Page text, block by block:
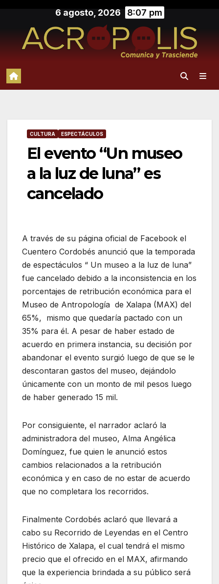
contenido
6 agosto, 2026 8:07 pm
CULTURA ESPECTÁCULOS
El evento “Un museo
a la luz de luna” es
cancelado
A través de su página oficial de Facebook el
Cuentero Cordobés anunció que la temporada
de espectáculos “ Un museo a la luz de luna”
fue cancelado debido a la inconsistencia en los
porcentajes de retribución económica para el
Museo de Antropología de Xalapa (MAX) del
65%, mismo que quedaría pactado con un
35% para él. A pesar de haber estado de
acuerdo en primera instancia, su decisión por
abandonar el evento surgió luego de que se le
descontaran gastos del museo, dejándolo
únicamente con un monto de mil pesos luego
de haber generado 15 mil.
Por consiguiente, el narrador aclaró la
administradora del museo, Alma Angélica
Domínguez, fue quien le anunció estos
cambios relacionados a la retribución
económica y en caso de no estar de acuerdo
que no completara los recorridos.
Finalmente Cordobés aclaró que llevará a
cabo su Recorrido de Leyendas en el Centro
Histórico de Xalapa, el cual tendrá el mismo
precio que el ofrecido en el MAX, afirmando
que la experiencia brindada a su público será